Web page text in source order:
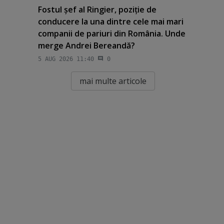
Fostul şef al Ringier, poziţie de
conducere la una dintre cele mai mari
companii de pariuri din România. Unde
merge Andrei Bereandă?
5 AUG 2026 11:40 0
mai multe articole